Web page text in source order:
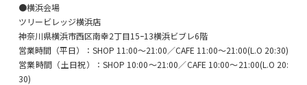
●横浜会場
ツリービレッジ横浜店
神奈川県横浜市西区南幸2丁目15ｰ13横浜ビブレ6階
営業時間（平日）：SHOP 11:00～21:00／CAFE 11:00～21:00(L.O 20:30)
営業時間（土日祝）：SHOP 10:00～21:00／CAFE 10:00～21:00(L.O 20:
30)